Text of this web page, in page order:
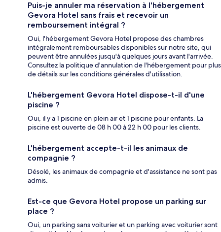
Puis-je annuler ma réservation à l'hébergement
Gevora Hotel sans frais et recevoir un
remboursement intégral ?
Oui, l'hébergement Gevora Hotel propose des chambres
intégralement remboursables disponibles sur notre site, qui
peuvent être annulées jusqu'à quelques jours avant l'arrivée.
Consultez la politique d'annulation de l'hébergement pour plus
de détails sur les conditions générales d'utilisation.
L'hébergement Gevora Hotel dispose-t-il d'une
piscine ?
Oui, il y a 1 piscine en plein air et 1 piscine pour enfants. La
piscine est ouverte de 08 h 00 à 22 h 00 pour les clients.
L'hébergement accepte-t-il les animaux de
compagnie ?
Désolé, les animaux de compagnie et d'assistance ne sont pas
admis.
Est-ce que Gevora Hotel propose un parking sur
place ?
Oui, un parking sans voiturier et un parking avec voiturier sont